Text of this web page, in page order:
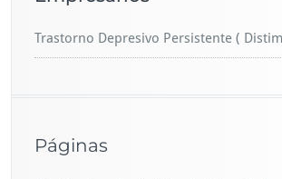
Trastorno Depresivo Persistente (
Páginas